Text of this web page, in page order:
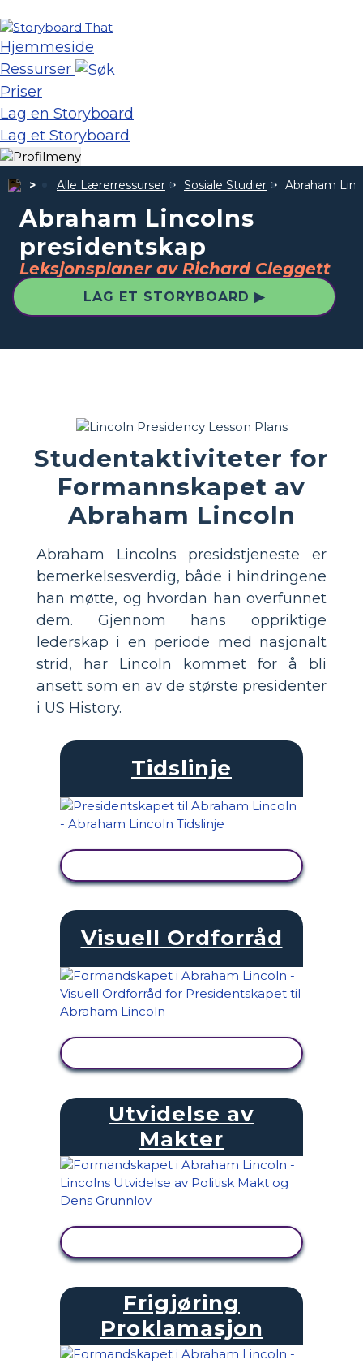
Hjemmeside
Ressurser
Priser
Lag en Storyboard
Lag et Storyboard
Alle Lærerressurser Sosiale Studier Abraham
Abraham Lincolns
presidentskap
Leksjonsplaner av Richard Cleggett
LAG ET STORYBOARD ▶
Studentaktiviteter for
Formannskapet av
Abraham Lincoln
Abraham Lincolns presidstjeneste er
bemerkelsesverdig, både i hindringene
han møtte, og hvordan han overfunnet
dem. Gjennom hans oppriktige
lederskap i en periode med nasjonalt
strid, har Lincoln kommet for å bli
ansett som en av de største presidenter
i US History.
Tidslinje
Visuell Ordforråd
Utvidelse av
Makter
Frigjøring
Proklamasjon